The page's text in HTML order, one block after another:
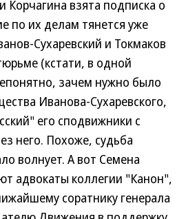
взята подписка о
по их делам тянется уже
Сухаревский и Токмаков
(кстати, в одной
зачем нужно было
Иванова-Сухаревского,
его сподвижники с
него. Похоже, судьба
волнует. А вот Семена
адвокаты коллегии "Канон",
соратнику генерала